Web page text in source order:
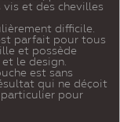
et des chevilles
difficile.
parfait pour tous
et possède
le design.
est sans
qui ne déçoit
particulier pour